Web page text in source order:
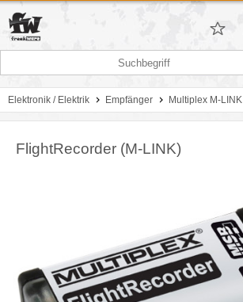
Elektronik / Elektrik Empfänger Multiplex M-LINK
FlightRecorder (M-LINK)